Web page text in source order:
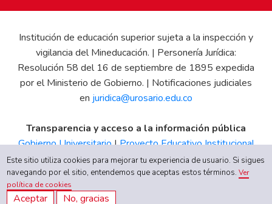
Institución de educación superior sujeta a la inspección y
vigilancia del Mineducación. | Personería Jurídica:
Resolución 58 del 16 de septiembre de 1895 expedida
por el Ministerio de Gobierno. | Notificaciones judiciales
en juridica@urosario.edu.co
Transparencia y acceso a la información pública
Gobierno Universitario|Proyecto Educativo Institucional
|Informe de Gestión|Boletín Estadístico|Régimen
Tributario|Estados Financieros|Código de Ética|Canal
de Integridad UR
Este sitio utiliza cookies para mejorar tu experiencia de usuario. Si sigues
navegando por el sitio, entendemos que aceptas estos términos.Ver
política de cookies
Aceptar No, gracias